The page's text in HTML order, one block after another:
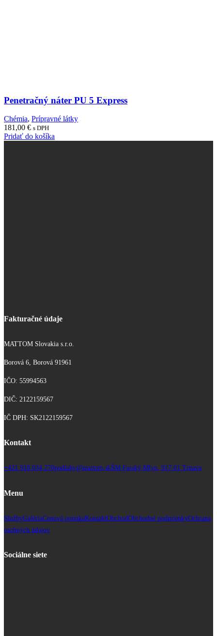
Penetračný náter PU 5 Express
Chémia, Prípravné látky
181,00 € s DPH
Pridať do košíka
Fakturačné údaje
MATTOM Slovakia s.r.o.
Borová 6, Borová 91961
IČO: 55994563
DIČ: 2122159567
IČ DPH: SK2122159567
Kontakt
+421 918 034 270podlahy@mattom.skŠM Farský Mlyn, 917 01 Trnava
Menu
SlužbyGalériaCenová ponukaKontaktObchodObchodné podmienkyOchrana
osobných údajov
Sociálne siete